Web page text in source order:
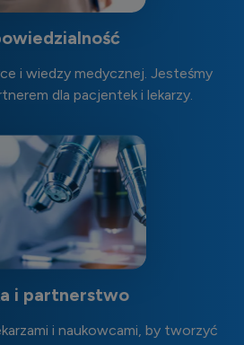
i wiedzy medycznej. Jesteśmy
dla pacjentek i lekarzy.
i partnerstwo
i naukowcami, by tworzyć